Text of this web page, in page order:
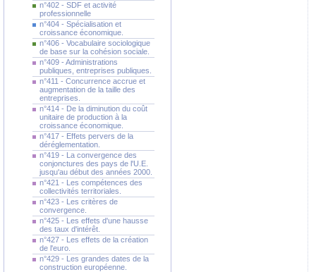
n°402 - SDF et activité
professionnelle
n°404 - Spécialisation et
croissance économique.
n°406 - Vocabulaire sociologique
de base sur la cohésion sociale.
n°409 - Administrations
publiques, entreprises publiques.
n°411 - Concurrence accrue et
augmentation de la taille des
entreprises.
n°414 - De la diminution du coût
unitaire de production à la
croissance économique.
n°417 - Effets pervers de la
déréglementation.
n°419 - La convergence des
conjonctures des pays de l'U.E.
jusqu'au début des années 2000.
n°421 - Les compétences des
collectivités territoriales.
n°423 - Les critères de
convergence.
n°425 - Les effets d'une hausse
des taux d'intérêt.
n°427 - Les effets de la création
de l'euro.
n°429 - Les grandes dates de la
construction européenne.